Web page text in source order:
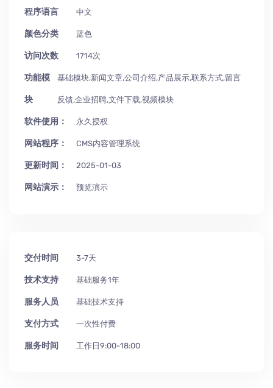
程序语言 中文
颜色分类 蓝色
访问次数 1714次
功能模
块
基础模块,新闻文章,公司介绍,产品展示,联系方式,留言
反馈,企业招聘,文件下载,视频模块
软件使用： 永久授权
网站程序： CMS内容管理系统
更新时间： 2025-01-03
网站演示： 预览演示
交付时间 3-7天
技术支持 基础服务1年
服务人员 基础技术支持
支付方式 一次性付费
服务时间 工作日9:00-18:00